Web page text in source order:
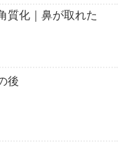
質化｜鼻が取れた
後